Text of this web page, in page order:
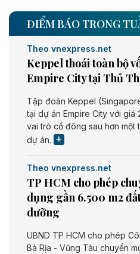
ĐIỂM BÁO TRONG
Theo vnexpress.net
Keppel thoái toàn bộ
Empire City tại Thủ
Tập đoàn Keppel
tại dự án Empire City với giá
vai trò cổ đông sau hơn một
dự án.
Theo vnexpress.net
TP HCM cho phép
dụng gần 6.500 m2
dưỡng
UBND TP HCM cho phép
Bà Rịa - Vũng Tàu chuyển